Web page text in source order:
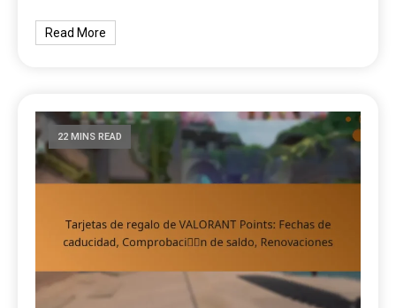
Read More
22 MINS READ